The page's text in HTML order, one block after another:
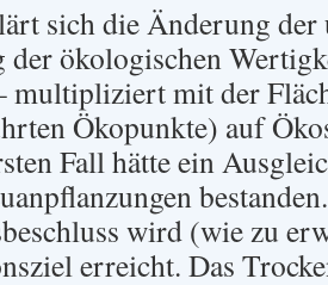
sich die Änderung
der ökologischen
multipliziert mit der
Ökopunkte) auf
Fall hätte ein
wird (wie zu
erreicht. Das